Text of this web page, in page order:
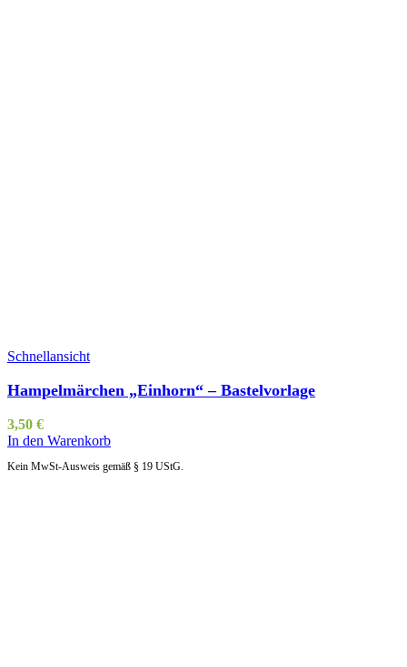
Schnellansicht
Hampelmärchen „Einhorn“ – Bastelvorlage
3,50 €
In den Warenkorb
Kein MwSt-Ausweis gemäß § 19 UStG.